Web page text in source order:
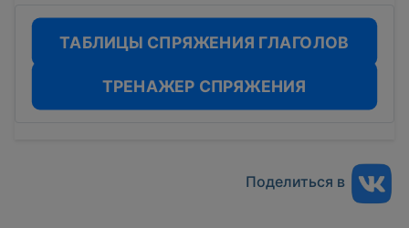
ТАБЛИЦЫ СПРЯЖЕНИЯ ГЛАГОЛОВ
ТРЕНАЖЕР СПРЯЖЕНИЯ
Поделиться в